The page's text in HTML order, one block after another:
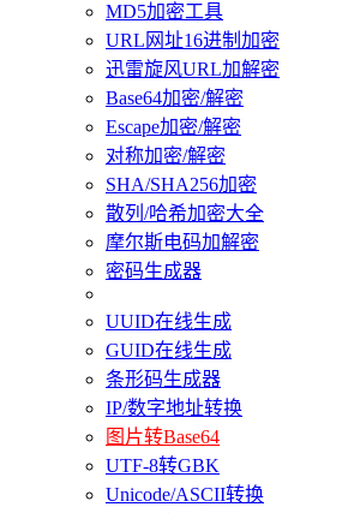
MD5加密工具
URL网址16进制加密
迅雷旋风URL加解密
Base64加密/解密
Escape加密/解密
对称加密/解密
SHA/SHA256加密
散列/哈希加密大全
摩尔斯电码加解密
密码生成器
UUID在线生成
GUID在线生成
条形码生成器
IP/数字地址转换
图片转Base64
UTF-8转GBK
Unicode/ASCII转换